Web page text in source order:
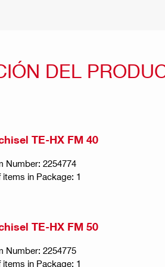
DEL
TE-HX FM 40
Number: 2254774
items in Package: 1
TE-HX FM 50
Number: 2254775
items in Package: 1